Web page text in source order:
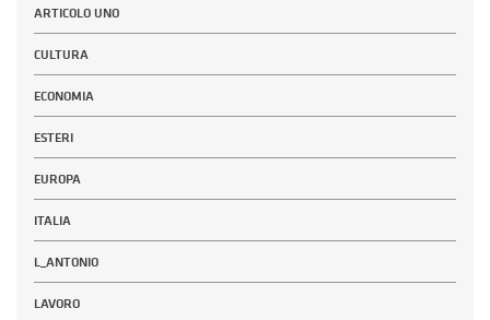
ARTICOLO UNO
CULTURA
ECONOMIA
ESTERI
EUROPA
ITALIA
L_ANTONIO
LAVORO